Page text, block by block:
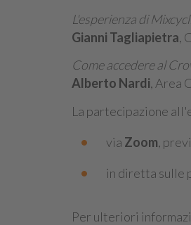
L'esperienza di
Gianni Tagliapietra,
Come accedere al
Alberto Nardi, Area
La partecipazione
via Zoom,
in diretta sulle
Per ulteriori